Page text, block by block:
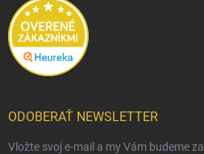
ODOBERAŤ NEWSLETTER
Vložte svoj e-mail a my Vám budeme